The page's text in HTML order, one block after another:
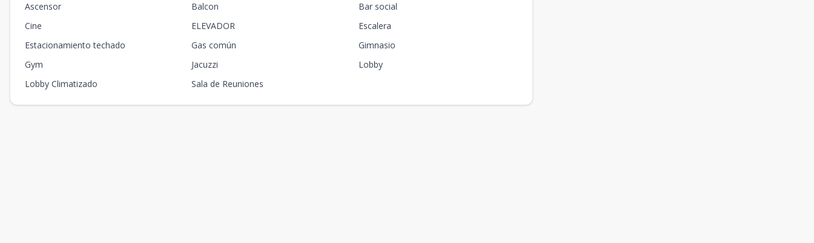
Ascensor
Balcon
Bar social
Cine
ELEVADOR
Escalera
Estacionamiento techado
Gas común
Gimnasio
Gym
Jacuzzi
Lobby
Lobby Climatizado
Sala de Reuniones